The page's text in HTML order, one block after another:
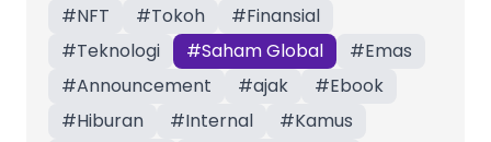
#NFT #Tokoh #Finansial
#Teknologi #Saham Global #Emas
#Announcement #ajak #Ebook
#Hiburan #Internal #Kamus